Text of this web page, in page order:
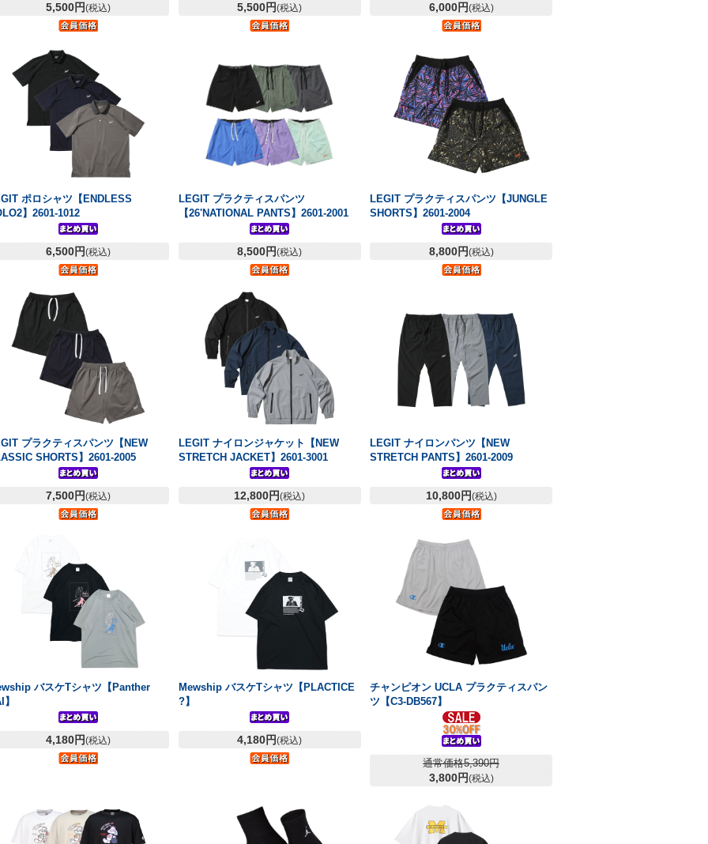
5,500円(税込) 5,500円(税込) 6,000円(税込)
ポロシャツ【ENDLESS
】2601-1012
6,500円(税込)
LEGIT プラクティスパンツ
【26'NATIONAL PANTS】2601-2001
8,500円(税込)
LEGIT プラクティスパンツ【JUNGLE
SHORTS】2601-2004
8,800円(税込)
プラクティスパンツ【NEW
SHORTS】2601-2005
7,500円(税込)
LEGIT ナイロンジャケット【NEW
STRETCH JACKET】2601-3001
12,800円(税込)
LEGIT ナイロンパンツ【NEW
STRETCH PANTS】2601-2009
10,800円(税込)
バスケTシャツ【Panther
4,180円(税込)
Mewship バスケTシャツ【PLACTICE
?】
4,180円(税込)
チャンピオン UCLA プラクティスパン
ツ【C3-DB567】
通常価格5,390円
3,800円(税込)